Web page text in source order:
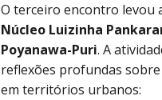
O terceiro encontro levou
Núcleo Luizinha
Poyanawa-Puri. A
reflexões profundas
em territórios urbanos: